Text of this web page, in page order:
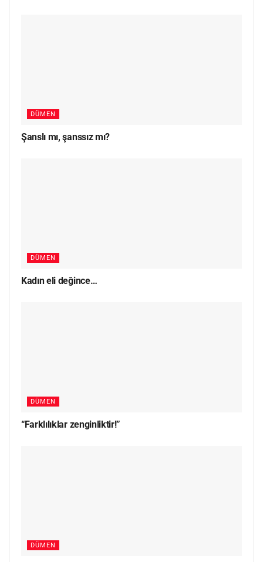
DÜMEN
Şanslı mı, şanssız mı?
DÜMEN
Kadın eli değince…
DÜMEN
“Farklılıklar zenginliktir!”
DÜMEN